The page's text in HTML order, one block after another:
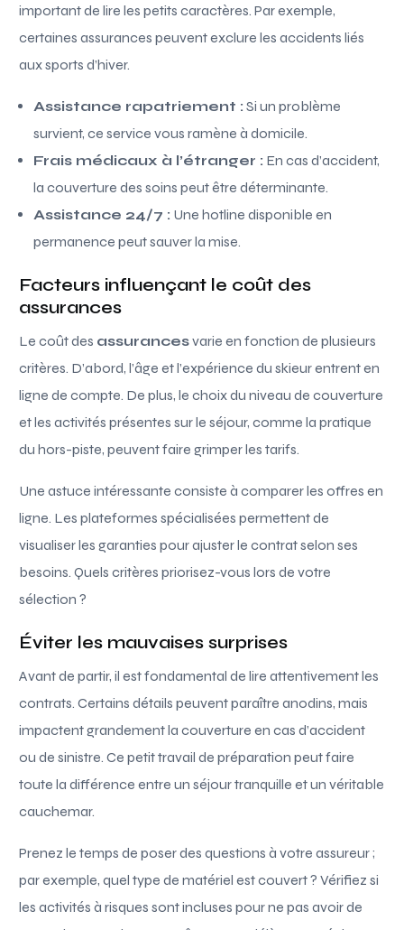
important de lire les petits caractères. Par exemple,
certaines assurances peuvent exclure les accidents liés
aux sports d’hiver.
Assistance rapatriement : Si un problème
survient, ce service vous ramène à domicile.
Frais médicaux à l’étranger : En cas d’accident,
la couverture des soins peut être déterminante.
Assistance 24/7 : Une hotline disponible en
permanence peut sauver la mise.
Facteurs influençant le coût des
assurances
Le coût des assurancesvarie en fonction de plusieurs
critères. D’abord, l’âge et l’expérience du skieur entrent en
ligne de compte. De plus, le choix du niveau de couverture
et les activités présentes sur le séjour, comme la pratique
du hors-piste, peuvent faire grimper les tarifs.
Une astuce intéressante consiste à comparer les offres en
ligne. Les plateformes spécialisées permettent de
visualiser les garanties pour ajuster le contrat selon ses
besoins. Quels critères priorisez-vous lors de votre
sélection ?
Éviter les mauvaises surprises
Avant de partir, il est fondamental de lire attentivement les
contrats. Certains détails peuvent paraître anodins, mais
impactent grandement la couverture en cas d’accident
ou de sinistre. Ce petit travail de préparation peut faire
toute la différence entre un séjour tranquille et un véritable
cauchemar.
Prenez le temps de poser des questions à votre assureur ;
par exemple, quel type de matériel est couvert ? Vérifiez si
les activités à risques sont incluses pour ne pas avoir de